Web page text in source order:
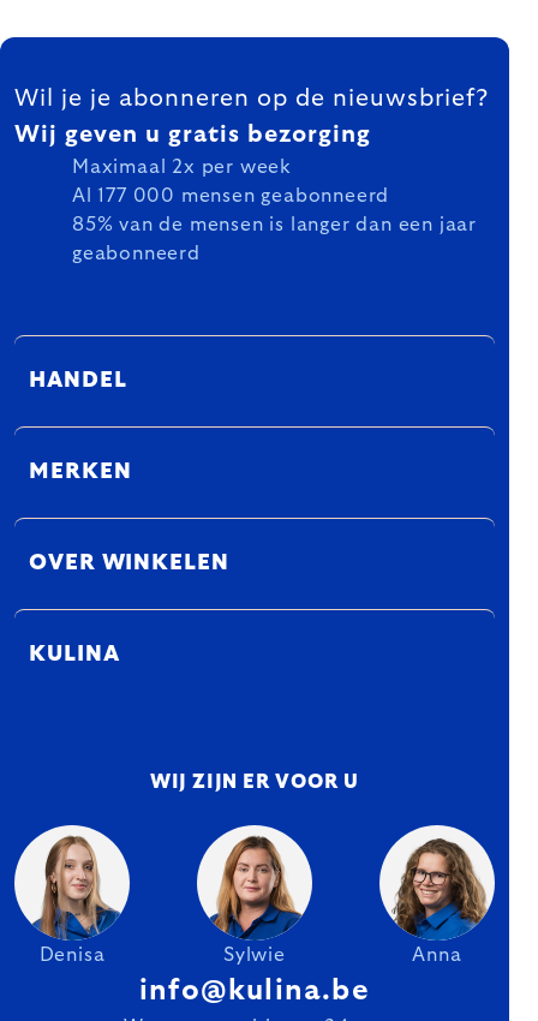
FOOTER
Wil je je abonneren op de nieuwsbrief?
Wij geven u gratis bezorging
Maximaal 2x per week
Al 177 000 mensen geabonneerd
85% van de mensen is langer dan een jaar
geabonneerd
HANDEL
MERKEN
OVER WINKELEN
KULINA
WIJ ZIJN ER VOOR U
Denisa Sylwie Anna
info@kulina.be